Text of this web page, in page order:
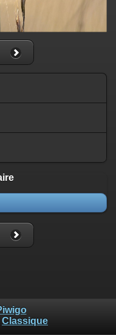
Classique